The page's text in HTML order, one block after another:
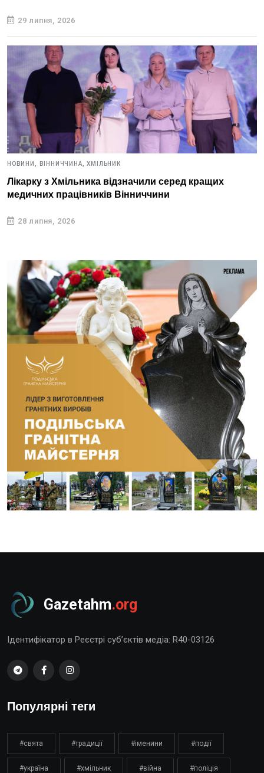
29 липня, 2026
НОВИНИ, ВІННИЧЧИНА, ХМІЛЬНИК
Лікарку з Хмільника відзначили серед кращих
медичних працівників Вінниччини
28 липня, 2026
Gazetahm.org
Ідентифікатор в Реєстрі суб’єктів медіа: R40-03126
Популярні теги
#свята #традиції #іменини #події
#україна #хмільник #війна #поліція